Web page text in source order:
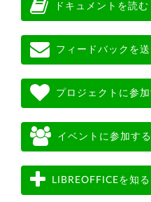
ドキュメントを読む
フィードバックを送
プロジェクトに参
イベントに参加する
LIBREOFFICEを知る